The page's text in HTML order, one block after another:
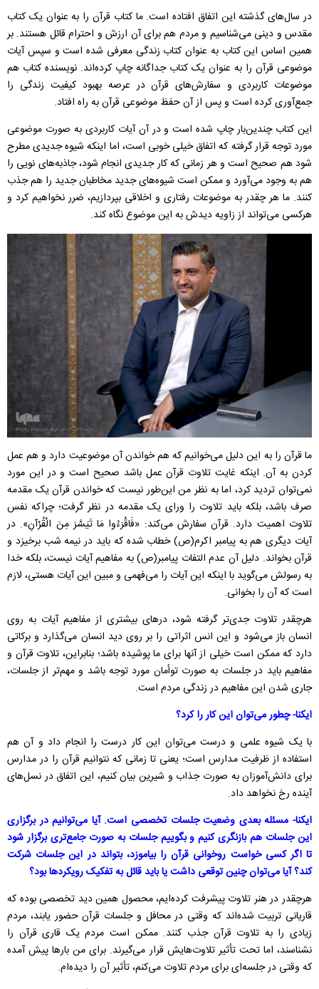
در سال‌های گذشته این اتفاق افتاده است. ما کتاب قرآن را به عنوان یک کتاب
مقدس و دینی می‌شناسیم و مردم هم برای آن ارزش و احترام قائل هستند. بر
همین اساس این کتاب به عنوان کتاب زندگی معرفی شده است و سپس آیات
موضوعی قرآن را به عنوان یک کتاب جداگانه چاپ کرده‌اند. نویسنده کتاب هم
موضوعات کاربردی و سفارش‌های قرآن در عرصه بهبود کیفیت زندگی را
جمع‌آوری کرده است و پس از آن حفظ موضوعی قرآن به راه افتاد.
این کتاب چندین‌بار چاپ شده است و در آن آیات کاربردی به صورت موضوعی
مورد توجه قرار گرفته که اتفاق خیلی خوبی است، اما اینکه شیوه جدیدی مطرح
شود هم صحیح است و هر زمانی که کار جدیدی انجام شود، جاذبه‌های نویی را
هم به وجود می‌آورد و ممکن است شیوه‌های جدید مخاطبان جدید را هم جذب
کنند. ما هر چقدر به موضوعات رفتاری و اخلاقی بپردازیم، ضرر نخواهیم کرد و
هرکسی می‌تواند از زاویه دیدش به این موضوع نگاه کند.
ما قرآن را به این دلیل می‌خوانیم که هم خواندن آن موضوعیت دارد و هم عمل
کردن به آن. اینکه غایت تلاوت قرآن عمل باشد صحیح است و در این مورد
نمی‌توان تردید کرد، اما به نظر من این‌طور نیست که خواندن قرآن یک مقدمه
صرف باشد، بلکه باید تلاوت را ورای یک مقدمه در نظر گرفت؛ چراکه نفس
تلاوت اهمیت دارد. قرآن سفارش می‌کند: «فَاقْرَءُوا مَا تَيَسَّرَ مِنَ الْقُرْآنِ». در
آیات دیگری هم به پیامبر اکرم(ص) خطاب شده که باید در نیمه‌ شب برخیزد و
قرآن بخواند. دلیل آن عدم التفات پیامبر(ص) به مفاهیم آیات نیست، بلکه خدا
به رسولش می‌گوید با اینکه این آیات را می‌فهمی و مبین این آیات هستی، لازم
است که آن را بخوانی.
هرچقدر تلاوت جدی‌تر گرفته شود، درهای بیشتری از مفاهیم آیات به روی
انسان باز می‌شود و این انس اثراتی را بر روی دید انسان می‌گذارد و برکاتی
دارد که ممکن است خیلی از آنها برای ما پوشیده باشد؛ بنابراین، تلاوت قرآن و
مفاهیم باید در جلسات به صورت توأمان مورد توجه باشد و مهم‌تر از جلسات،
جاری شدن این مفاهیم در زندگی مردم است.
ایکنا- چطور می‌توان این کار را کرد؟
با یک شیوه علمی و درست می‌توان این کار درست را انجام داد و آن هم
استفاده از ظرفیت مدارس است؛ یعنی تا زمانی که نتوانیم قرآن را در مدارس
برای دانش‌آموزان به صورت جذاب و شیرین بیان کنیم، این اتفاق در نسل‌های
آینده رخ نخواهد داد.
ایکنا- مسئله بعدی وضعیت جلسات تخصصی است. آیا می‌توانیم در برگزاری
این جلسات هم بازنگری کنیم و بگوییم جلسات به صورت جامع‌تری برگزار شود
تا اگر کسی خواست روخوانی قرآن را بیاموزد، بتواند در این جلسات شرکت
کند؟ آیا می‌توان چنین توقعی داشت یا باید قائل به تفکیک رویکردها بود؟
هرچقدر در هنر تلاوت پیشرفت کرده‌ایم، محصول همین دید تخصصی بوده که
قاریانی تربیت شده‌اند که وقتی در محافل و جلسات قرآن حضور یابند،‌ مردم
زیادی را به تلاوت قرآن جذب ‌کنند. ممکن است مردم یک قاری قرآن را
نشناسند، اما تحت تأثیر تلاوت‌هایش قرار می‌گیرند. برای من بارها پیش آمده
که وقتی در جلسه‌ای برای مردم تلاوت می‌کنم، تأثیر آن را دیده‌ام.